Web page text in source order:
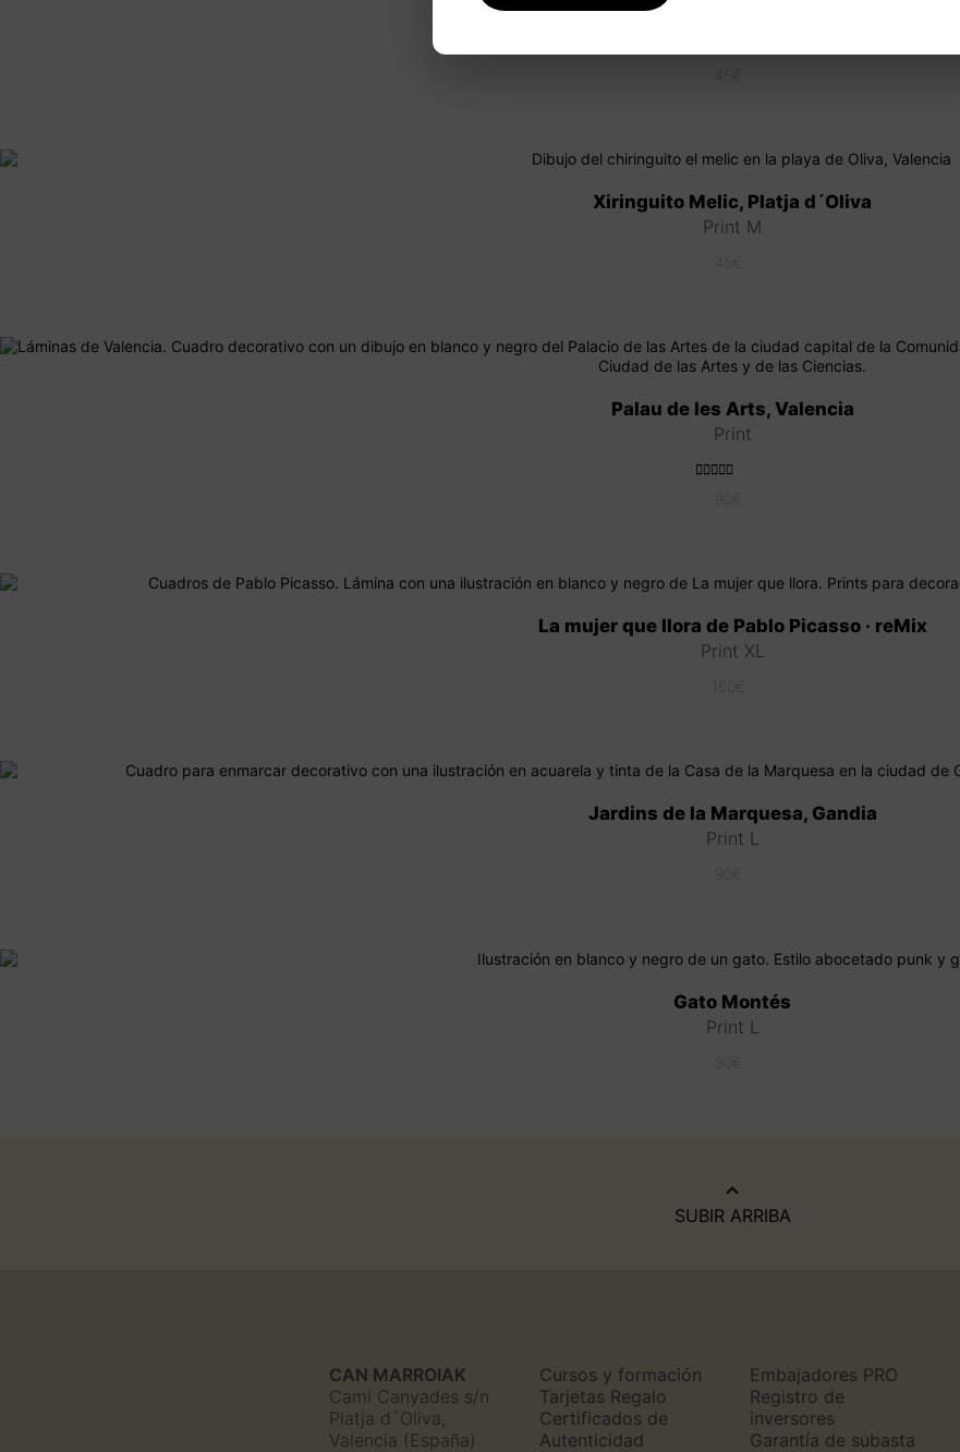
De camí a Marxuquera
45
Xiringuito Melic, Platja d´Oliva
Print M
45 €
Palau de les Arts, Valencia
Print
90 €
La mujer que llora de Pablo Picasso · reMix
Print XL
160 €
Jardins de la Marquesa, Gandia
Print L
90 €
Gato Montés
Print L
90 €
SUBIR ARRIBA
CAN MARROIAK
Cami Canyades s/n
Platja d´Oliva,
Valencia (España)
Cursos y formación
Tarjetas Regalo
Certificados de
Autenticidad
Embajadores PRO
Registro de
inversores
Garantía de subasta